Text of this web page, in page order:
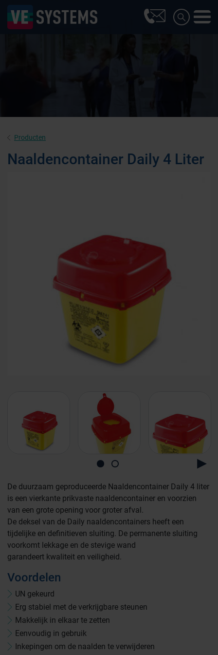
Producten
Naaldencontainer Daily 4 Liter
De duurzaam geproduceerde Naaldencontainer Daily 4 liter
is een vierkante prikvaste naaldencontainer en voorzien
van een grote opening voor groter afval.
De deksel van de Daily naaldencontainers heeft een
tijdelijke en definitieven sluiting. De permanente sluiting
voorkomt lekkage en de stevige wand
garandeert kwaliteit en veiligheid.
Voordelen
UN gekeurd
Erg stabiel met de verkrijgbare steunen
Makkelijk in elkaar te zetten
Eenvoudig in gebruik
Inkepingen om de naalden te verwijderen
Farmaceutische industrie